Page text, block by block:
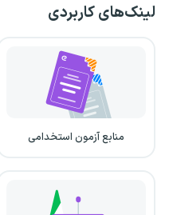
لینک‌های کاربردی
منابع آزمون استخدامی